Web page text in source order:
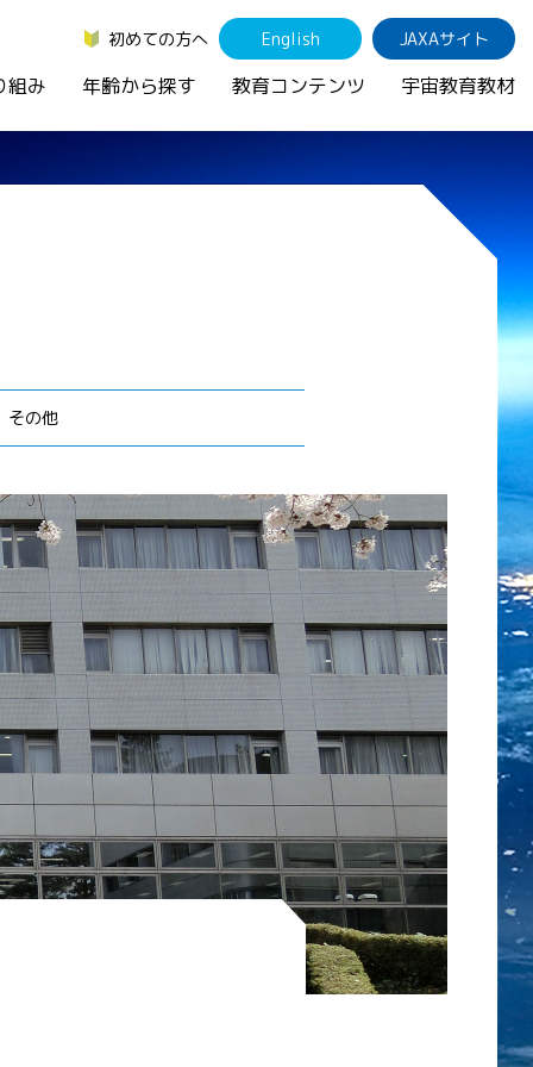
初めての方へ English JAXAサイト
組み 年齢から探す 教育コンテンツ 宇宙教育教材
その他